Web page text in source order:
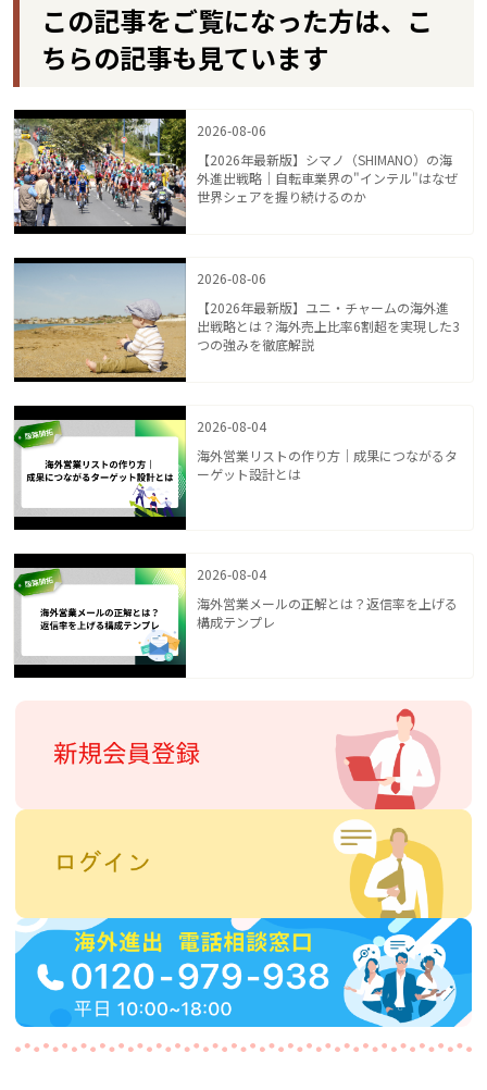
この記事をご覧になった方は、こ
ちらの記事も見ています
2026-08-06
【2026年最新版】シマノ（SHIMANO）の海
外進出戦略｜自転車業界の"インテル"はなぜ
世界シェアを握り続けるのか
2026-08-06
【2026年最新版】ユニ・チャームの海外進
出戦略とは？海外売上比率6割超を実現した3
つの強みを徹底解説
2026-08-04
海外営業リストの作り方｜成果につながるタ
ーゲット設計とは
2026-08-04
海外営業メールの正解とは？返信率を上げる
構成テンプレ